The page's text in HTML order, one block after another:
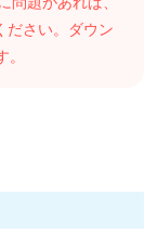
ださい。ダウン